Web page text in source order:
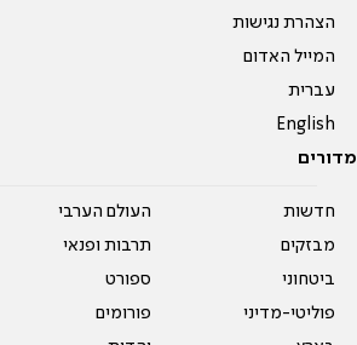
הצהרת נגישות
המייל האדום
עברית
English
מדורים
חדשות
מבזקים
ביטחוני
פוליטי-מדיני
העולם הערבי
תרבות ופנאי
ספורט
פורומים